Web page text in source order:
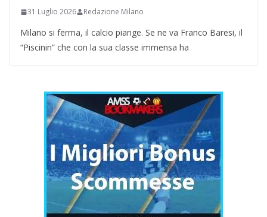
31 Luglio 2026 Redazione Milano
Milano si ferma, il calcio piange. Se ne va Franco Baresi, il
“Piscinin” che con la sua classe immensa ha